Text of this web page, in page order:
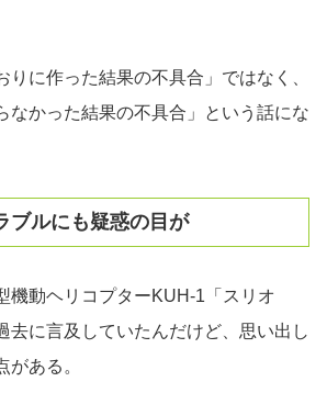
りに作った結果の不具合」ではなく、
なかった結果の不具合」という話にな
ブルにも疑惑の目が
機動ヘリコプターKUH-1「スリオ
去に言及していたんだけど、思い出し
がある。